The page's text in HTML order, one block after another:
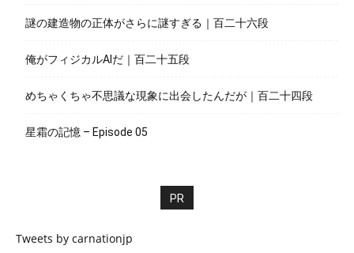
謎の建造物の正体がさらに謎すぎる｜百二十六段
俺がフィジカルAIだ｜百二十五段
めちゃくちゃ不思議な現象に出会したんだが｜百二十四段
星霜の記憶 – Episode 05
PR
Tweets by carnationjp